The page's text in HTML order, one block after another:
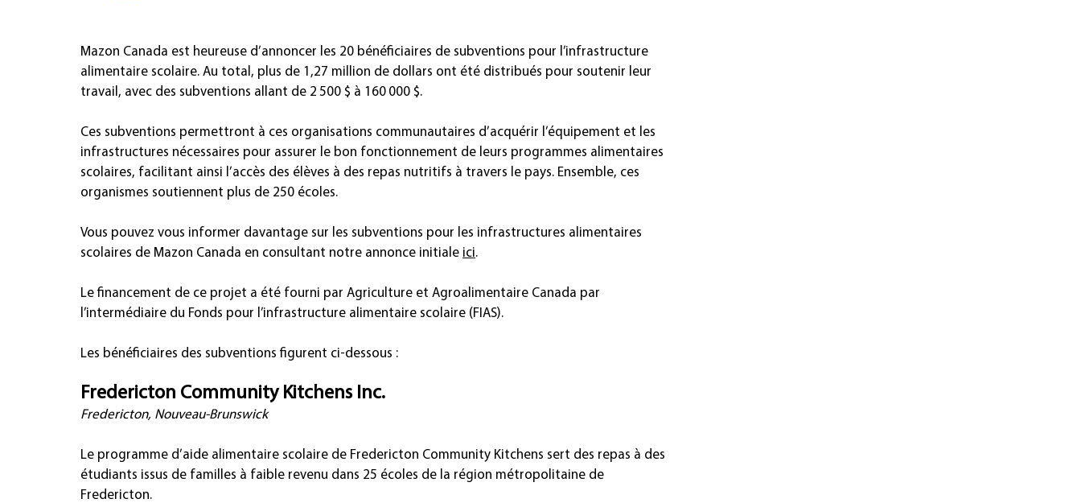
Mazon Canada est heureuse d’annoncer les 20 bénéficiaires de subventions pour l’infrastructure
alimentaire scolaire. Au total, plus de 1,27 million de dollars ont été distribués pour soutenir leur
travail, avec des subventions allant de 2 500 $ à 160 000 $.
Ces subventions permettront à ces organisations communautaires d’acquérir l’équipement et les
infrastructures nécessaires pour assurer le bon fonctionnement de leurs programmes alimentaires
scolaires, facilitant ainsi l’accès des élèves à des repas nutritifs à travers le pays. Ensemble, ces
organismes soutiennent plus de 250 écoles.
Vous pouvez vous informer davantage sur les subventions pour les infrastructures alimentaires
scolaires de Mazon Canada en consultant notre annonce initiale ici.
Le financement de ce projet a été fourni par Agriculture et Agroalimentaire Canada par
l’intermédiaire du Fonds pour l’infrastructure alimentaire scolaire (FIAS).
Les bénéficiaires des subventions figurent ci-dessous :
Fredericton Community Kitchens Inc.
Fredericton, Nouveau-Brunswick
Le programme d’aide alimentaire scolaire de Fredericton Community Kitchens sert des repas à des
étudiants issus de familles à faible revenu dans 25 écoles de la région métropolitaine de
Fredericton.